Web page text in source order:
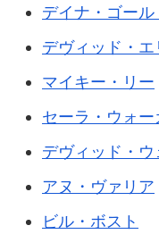
デイナ・ゴー
デヴィッド・エ
マイキー・リー
セーラ・ウォー
デヴィッド・
アヌ・ヴァリア
ビル・ボスト